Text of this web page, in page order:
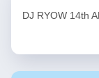
DJ RYOW 14th